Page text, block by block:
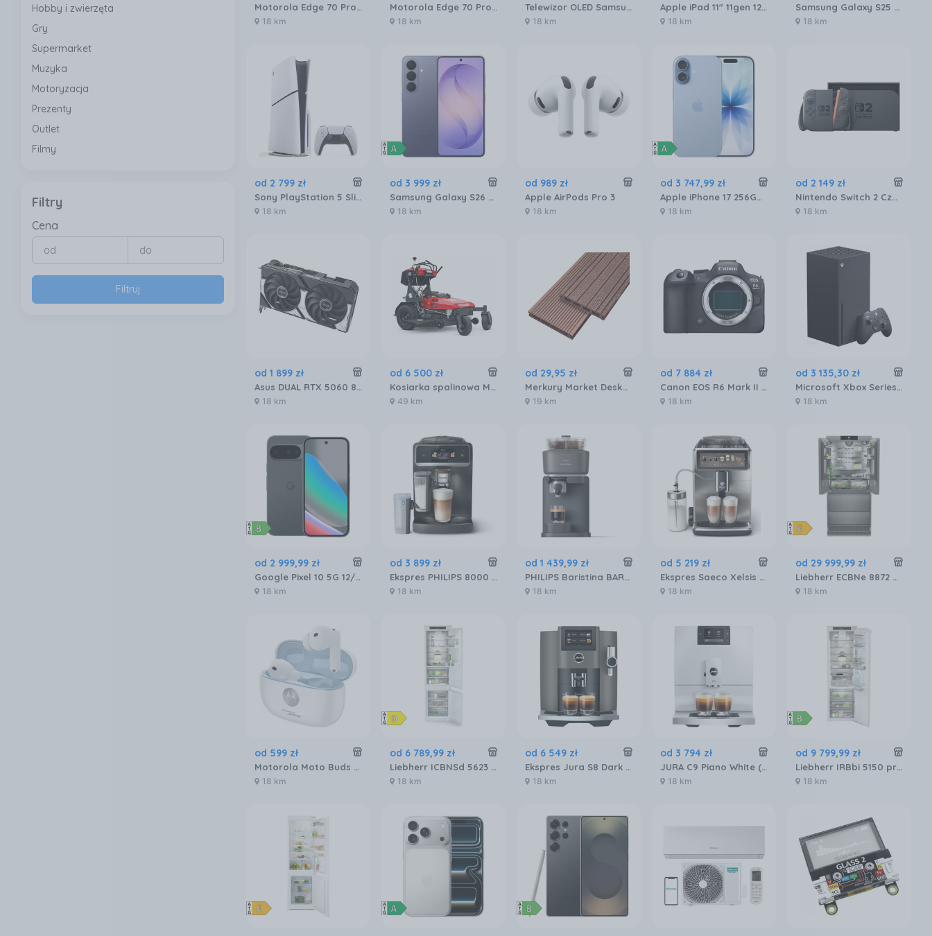
Hobby i zwierzęta
Gry
Supermarket
Muzyka
Motoryzacja
Prezenty
Outlet
Filmy
Filtry
Cena
Filtruj
Motorola Edge 70 Pro 8/256GB Granatowy
18 km
Motorola Edge 70 Pro 8/256GB Bordowy
18 km
Telewizor OLED Samsung QE65S90FATXXH 65 cali 4K UHD
18 km
Apple iPad 11" 11gen 128GB Wi-Fi Srebrny (MD3Y4HCA)
18 km
Samsung Galaxy S25 SM-S931 12/256GB Granatowy
18 km
od 2 799 zł
Sony PlayStation 5 Slim 1TB
18 km
od 3 999 zł
Samsung Galaxy S26 SM-S942 12/256GB Fioletowy
18 km
od 989 zł
Apple AirPods Pro 3
18 km
od 3 747,99 zł
Apple iPhone 17 256GB Gołębi
18 km
od 2 149 zł
Nintendo Switch 2 Czarna
18 km
od 1 899 zł
Asus DUAL RTX 5060 8GB OC (90YV0N12M0NA00)
18 km
od 6 500 zł
Kosiarka spalinowa Master Cut KZT83/LC452
49 km
od 29,95 zł
Merkury Market Deska Tarasowa Mercado Basic Brąz 2000X120X20Mm MR5601072
19 km
od 7 884 zł
Canon EOS R6 Mark II body
18 km
od 3 135,30 zł
Microsoft Xbox Series X
18 km
od 2 999,99 zł
Google Pixel 10 5G 12/256GB Obsydian
18 km
od 3 899 zł
Ekspres PHILIPS 8000 LatteGo Pro EP8757/12
18 km
od 1 439,99 zł
PHILIPS Baristina BAR320/60 Podwójny pojemnik na ziarna czarny
18 km
od 5 219 zł
Ekspres Saeco Xelsis Suprema SM8885/00 Metalowy
18 km
od 29 999,99 zł
Liebherr ECBNe 8872 BioFresh NoFrost
18 km
od 599 zł
Motorola Moto Buds 2 Plus Anc Biały
18 km
od 6 789,99 zł
Liebherr ICBNSd 5623 plus BioFresh NoFrost
18 km
od 6 549 zł
Ekspres Jura S8 Dark Inox (EB) 15480
18 km
od 3 794 zł
JURA C9 Piano White (EA)
18 km
od 9 799,99 zł
Liebherr IRBbi 5150 prime BioFresh
18 km